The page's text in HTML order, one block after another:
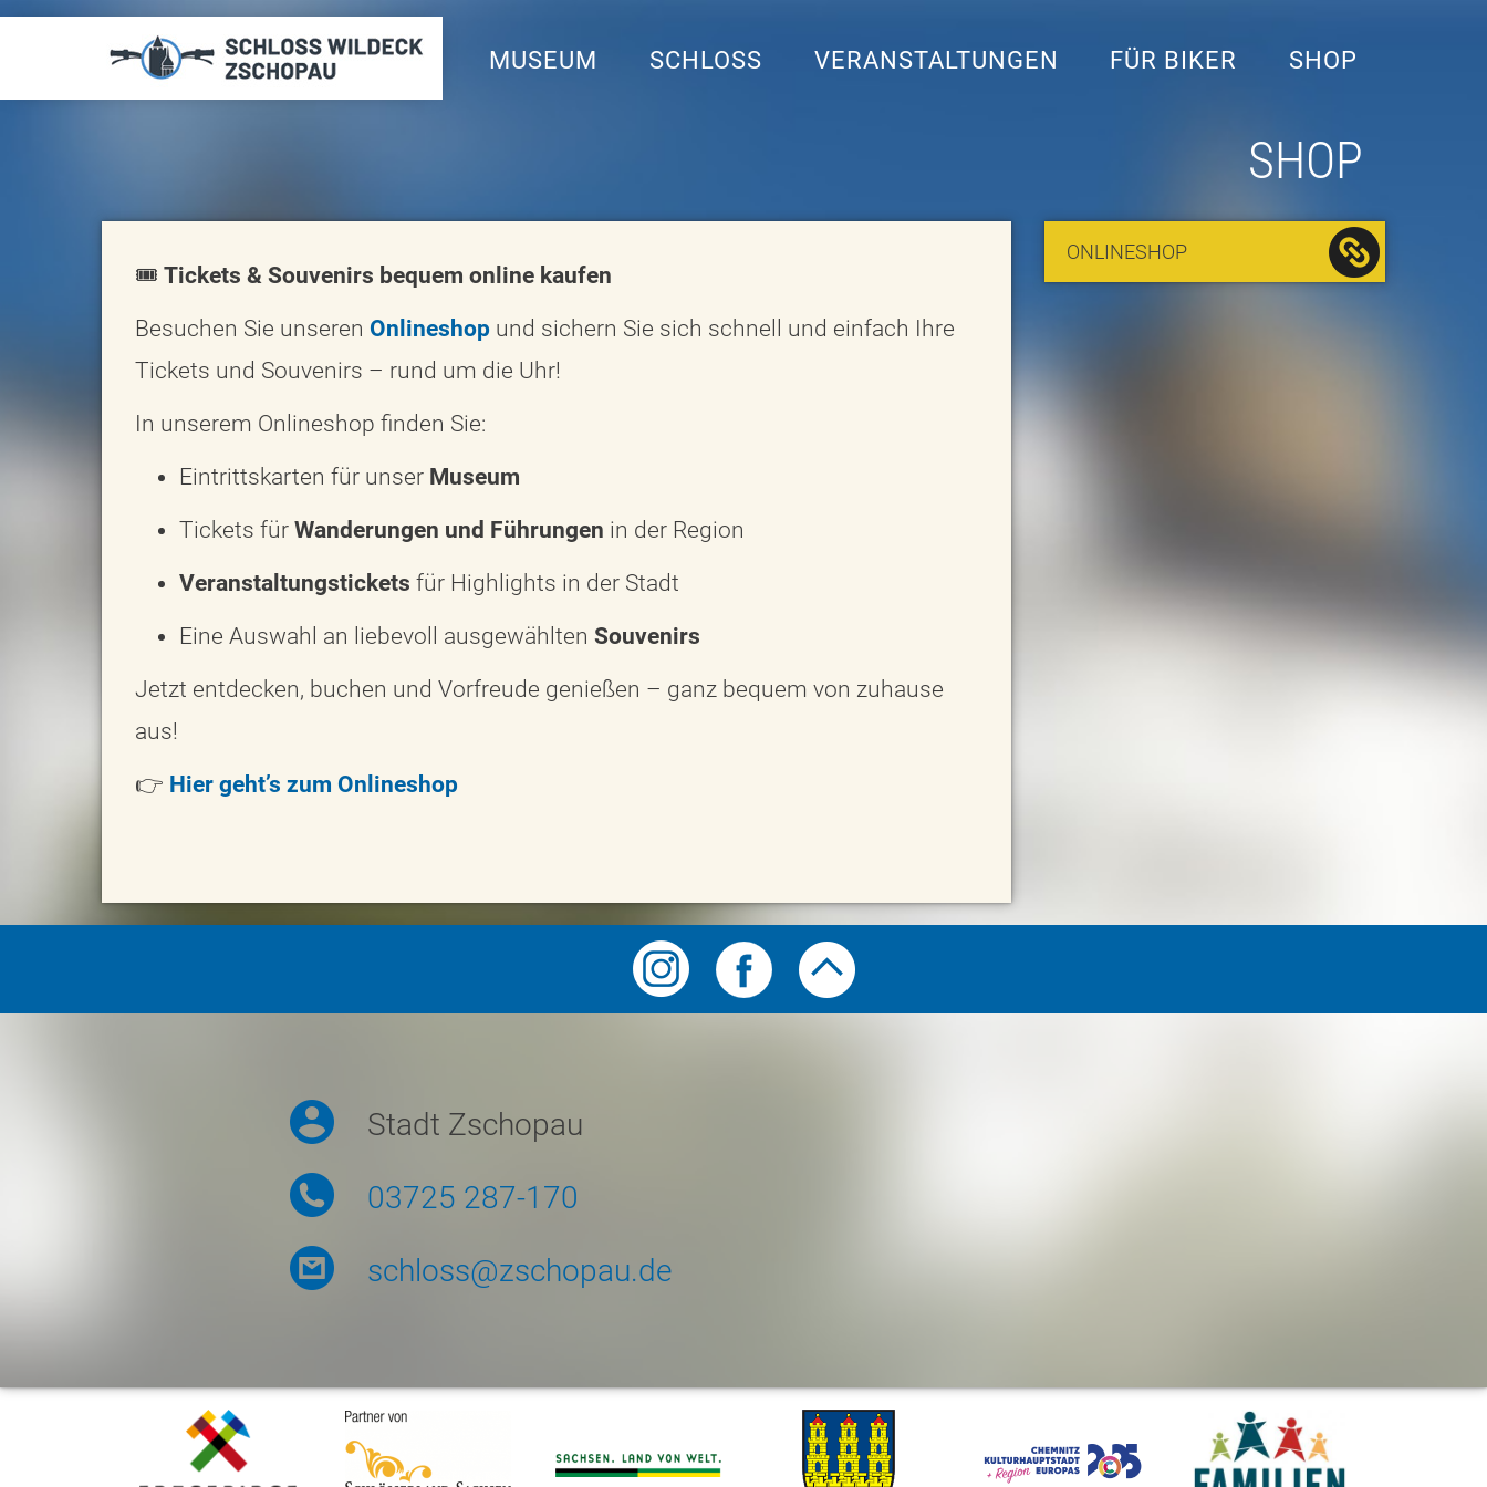
Direkt
MUSEUM SCHLOSS VERANSTALTUNGEN FÜR BIKER SHOP
SHOP
🎟️ Tickets & Souvenirs bequem online kaufen
Besuchen Sie unseren Onlineshop und sichern Sie sich schnell und einfach Ihre
Tickets und Souvenirs – rund um die Uhr!
In unserem Onlineshop finden Sie:
Eintrittskarten für unser Museum
Tickets für Wanderungen und Führungen in der Region
Veranstaltungstickets für Highlights in der Stadt
Eine Auswahl an liebevoll ausgewählten Souvenirs
Jetzt entdecken, buchen und Vorfreude genießen – ganz bequem von zuhause
aus!
👉 Hier geht’s zum Onlineshop
ONLINESHOP
Stadt Zschopau
03725 287-170
schloss@zschopau.de